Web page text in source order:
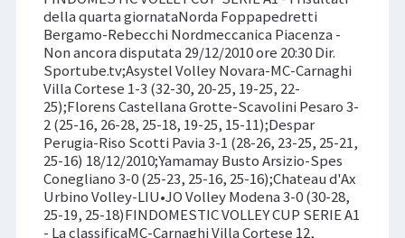
della quarta giornataNorda Foppapedretti
Bergamo-Rebecchi Nordmeccanica Piacenza -
Non ancora disputata 29/12/2010 ore 20:30 Dir.
Sportube.tv;Asystel Volley Novara-MC-Carnaghi
Villa Cortese 1-3 (32-30, 20-25, 19-25, 22-
25);Florens Castellana Grotte-Scavolini Pesaro 3-
2 (25-16, 26-28, 25-18, 19-25, 15-11);Despar
Perugia-Riso Scotti Pavia 3-1 (28-26, 23-25, 25-21,
25-16) 18/12/2010;Yamamay Busto Arsizio-Spes
Conegliano 3-0 (25-23, 25-16, 25-16);Chateau d'Ax
Urbino Volley-LIU•JO Volley Modena 3-0 (30-28,
25-19, 25-18)FINDOMESTIC VOLLEY CUP SERIE A1
- La classificaMC-Carnaghi Villa Cortese 12,